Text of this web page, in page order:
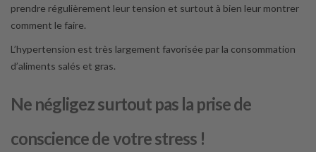
prendre régulièrement leur tension et surtout à bien leur montrer
comment le faire.
L’hypertension est très largement favorisée par la consommation
d’aliments salés et gras.
Ne négligez surtout pas la prise de
conscience de votre stress !